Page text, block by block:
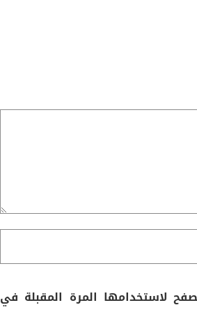
لاستخدامها المرة المقبلة في